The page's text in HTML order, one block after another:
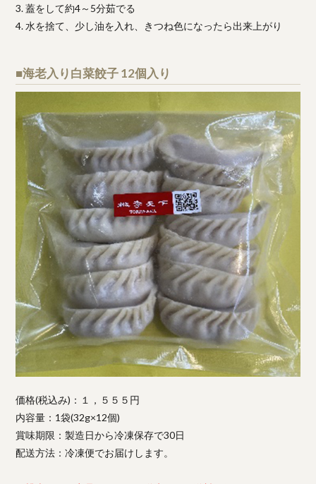
3. 蓋をして約4～5分茹でる
4. 水を捨て、少し油を入れ、きつね色になったら出来上がり
■海老入り白菜餃子 12個入り
価格(税込み)：１，５５５円
内容量：1袋(32g×12個)
賞味期限：製造日から冷凍保存で30日
配送方法：冷凍便でお届けします。